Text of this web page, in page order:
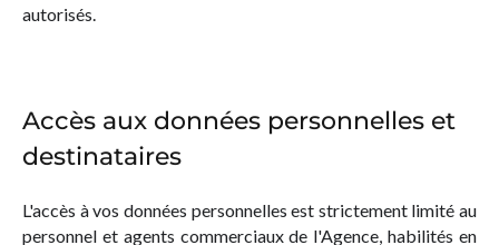
autorisés.
Accès aux données personnelles et
destinataires
L'accès à vos données personnelles est strictement limité au
personnel et agents commerciaux de l'Agence, habilités en